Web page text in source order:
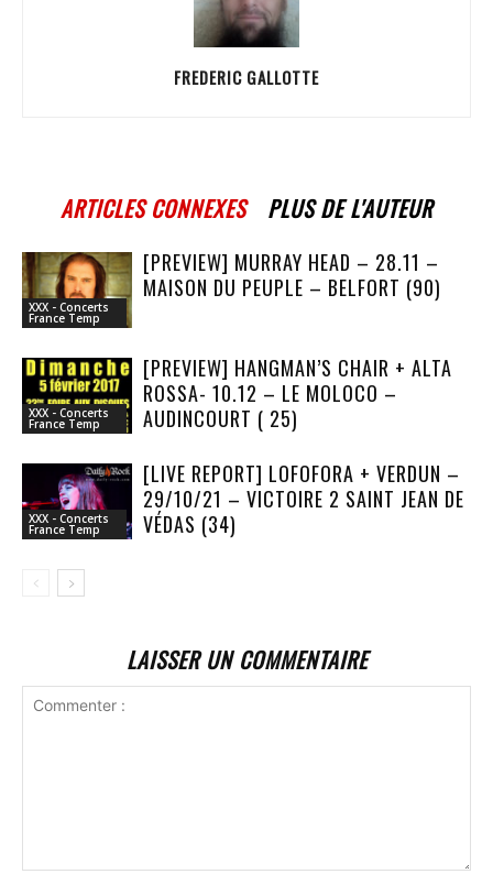
FREDERIC GALLOTTE
ARTICLES CONNEXES PLUS DE L'AUTEUR
XXX - Concerts
France Temp
[PREVIEW] MURRAY HEAD – 28.11 –
MAISON DU PEUPLE – BELFORT (90)
XXX - Concerts
France Temp
[PREVIEW] HANGMAN’S CHAIR + ALTA
ROSSA- 10.12 – LE MOLOCO –
AUDINCOURT ( 25)
XXX - Concerts
France Temp
[LIVE REPORT] LOFOFORA + VERDUN –
29/10/21 – VICTOIRE 2 SAINT JEAN DE
VÉDAS (34)
LAISSER UN COMMENTAIRE